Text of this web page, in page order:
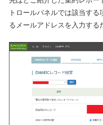
トロールパネルでは該当す
るメールアドレスを入力する